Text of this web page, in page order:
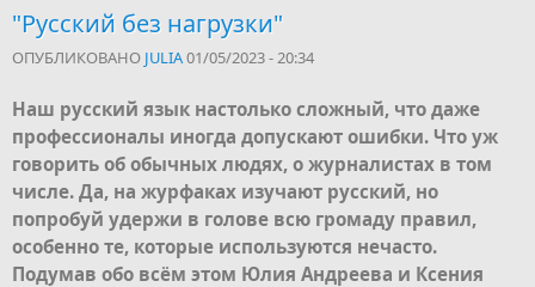
"Русский без нагрузки"
ОПУБЛИКОВАНО JULIA01/05/2023 - 20:34
Наш русский язык настолько сложный, что даже
профессионалы иногда допускают ошибки. Что уж
говорить об обычных людях, о журналистах в том
числе. Да, на журфаках изучают русский, но
попробуй удержи в голове всю громаду правил,
особенно те, которые используются нечасто.
Подумав обо всём этом Юлия Андреева и Ксения